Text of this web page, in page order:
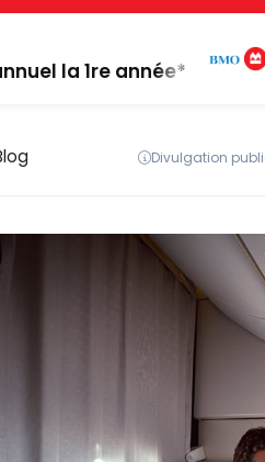
la 1re année*
Divulgation